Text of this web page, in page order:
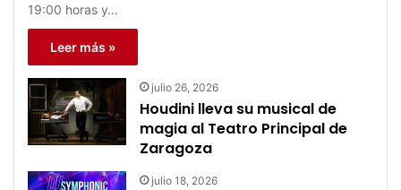
19:00 horas y…
Leer más »
julio 26, 2026
Houdini lleva su musical de
magia al Teatro Principal de
Zaragoza
julio 18, 2026